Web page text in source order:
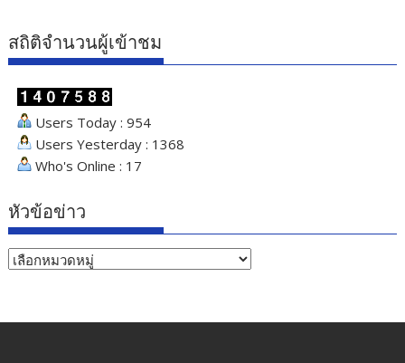
สถิติจำนวนผู้เข้าชม
Users Today : 954
Users Yesterday : 1368
Who's Online : 17
หัวข้อข่าว
หัวข้อ